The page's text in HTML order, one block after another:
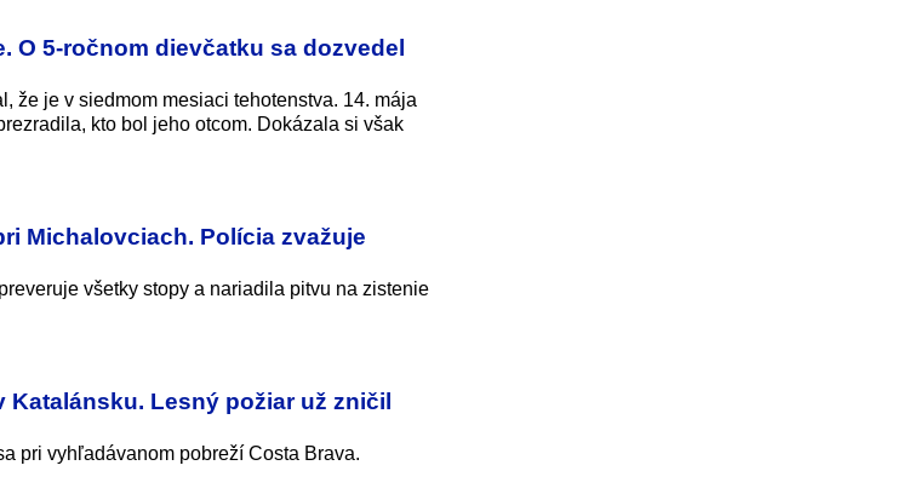
O 5-ročnom dievčatku sa dozvedel
že je v siedmom mesiaci tehotenstva. 14. mája
kto bol jeho otcom. Dokázala si však
Michalovciach. Polícia zvažuje
všetky stopy a nariadila pitvu na zistenie
Lesný požiar už zničil
pri vyhľadávanom pobreží Costa Brava.